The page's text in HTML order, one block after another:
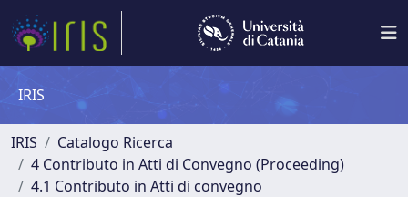
IRIS
IRIS
Catalogo Ricerca
4 Contributo in Atti di Convegno (Proceeding)
4.1 Contributo in Atti di convegno